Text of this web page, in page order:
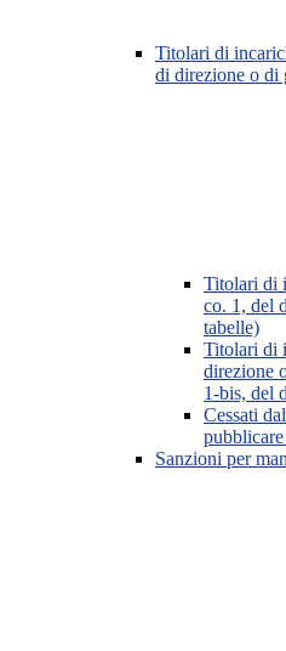
Titolari di
di direzione o di
Titolari di
co. 1, del
tabelle)
Titolari di
direzione
1-bis, del
Cessati
Sanzioni per